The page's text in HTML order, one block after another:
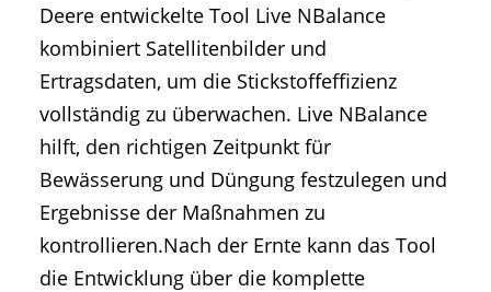
Deere entwickelte Tool Live NBalance
kombiniert Satellitenbilder und
Ertragsdaten, um die Stickstoffeffizienz
vollständig zu überwachen. Live NBalance
hilft, den richtigen Zeitpunkt für
Bewässerung und Düngung festzulegen und
Ergebnisse der Maßnahmen zu
kontrollieren.Nach der Ernte kann das Tool
die Entwicklung über die komplette